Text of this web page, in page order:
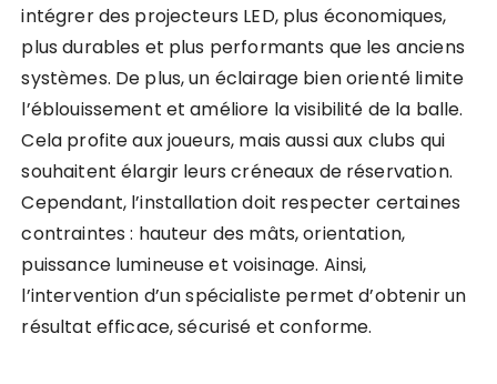
intégrer des projecteurs LED, plus économiques,
plus durables et plus performants que les anciens
systèmes. De plus, un éclairage bien orienté limite
l’éblouissement et améliore la visibilité de la balle.
Cela profite aux joueurs, mais aussi aux clubs qui
souhaitent élargir leurs créneaux de réservation.
Cependant, l’installation doit respecter certaines
contraintes : hauteur des mâts, orientation,
puissance lumineuse et voisinage. Ainsi,
l’intervention d’un spécialiste permet d’obtenir un
résultat efficace, sécurisé et conforme.